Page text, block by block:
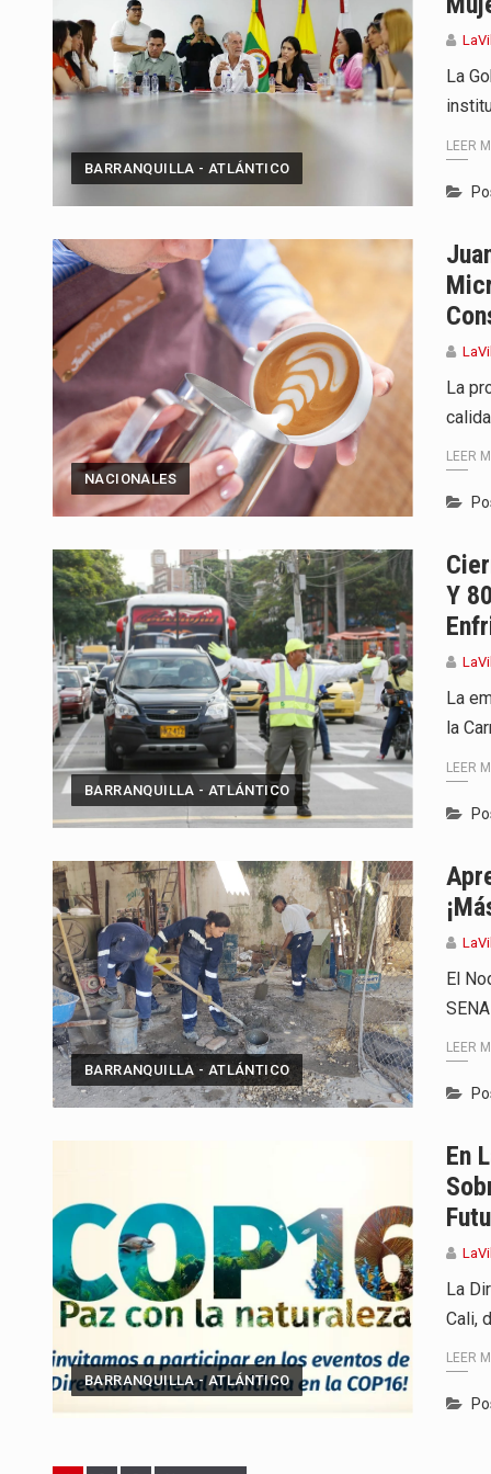
BARRANQUILLA - ATLÁNTICO
La
LEER
NACIONALES
La
LEER
BARRANQUILLA - ATLÁNTICO
Y
La
la
LEER
BARRANQUILLA - ATLÁNTICO
El
LEER
BARRANQUILLA - ATLÁNTICO
En
La
Cali,
LEER